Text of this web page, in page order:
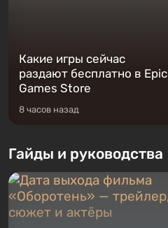
Какие игры сейчас
раздают бесплатно в Epic
Games Store
8 часов назад
Гайды и руководства